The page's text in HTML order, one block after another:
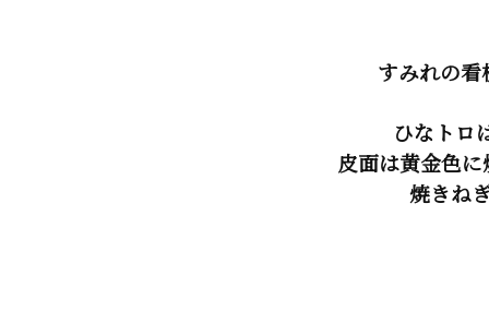
すみれの看
ひなトロ
皮面は黄金色に
焼きね